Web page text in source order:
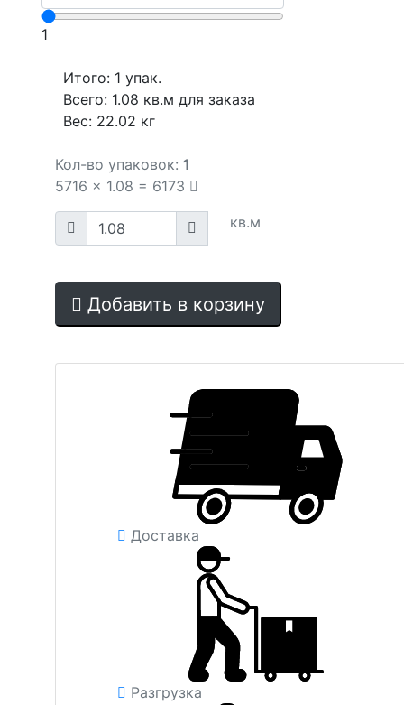
1
Итого: 1 упак.
Всего: 1.08 кв.м для заказа
Вес: 22.02 кг
Кол-во упаковок: 1
5716 x 1.08 = 6173
кв.м
Добавить в корзину
Доставка
Разгрузка